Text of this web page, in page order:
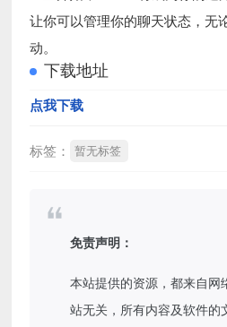
让你可以管理你的聊天状态，无
动。
下载地址
点我下载
标签： 暂无标签
免责声明：
本站提供的资源，都来自网
站无关，所有内容及软件的